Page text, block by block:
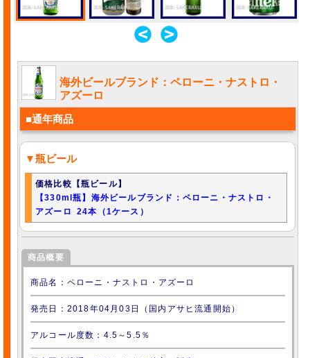
酒楽ブログ
海外ビールブランド：ペローニ・ナストロ・
アズーロ
■通年商品
▼瓶ビール
価格比較【瓶ビール】
【330ml瓶】海外ビールブランド：ペローニ・ナストロ・
アズーロ 24本（1ケース）
商品概要
商品名：ペローニ・ナストロ・アズーロ
発売日：2018年04月03日（国内アサヒ流通開始）
アルコール度数：4.5～5.5％